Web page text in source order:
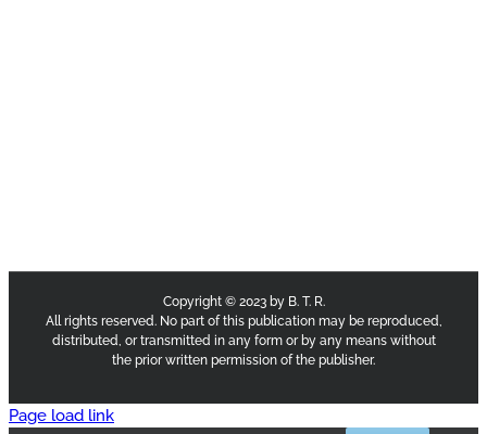
Copyright © 2023 by B. T. R.
All rights reserved. No part of this publication may be reproduced,
distributed, or transmitted in any form or by any means without
the prior written permission of the publisher.
Page load link